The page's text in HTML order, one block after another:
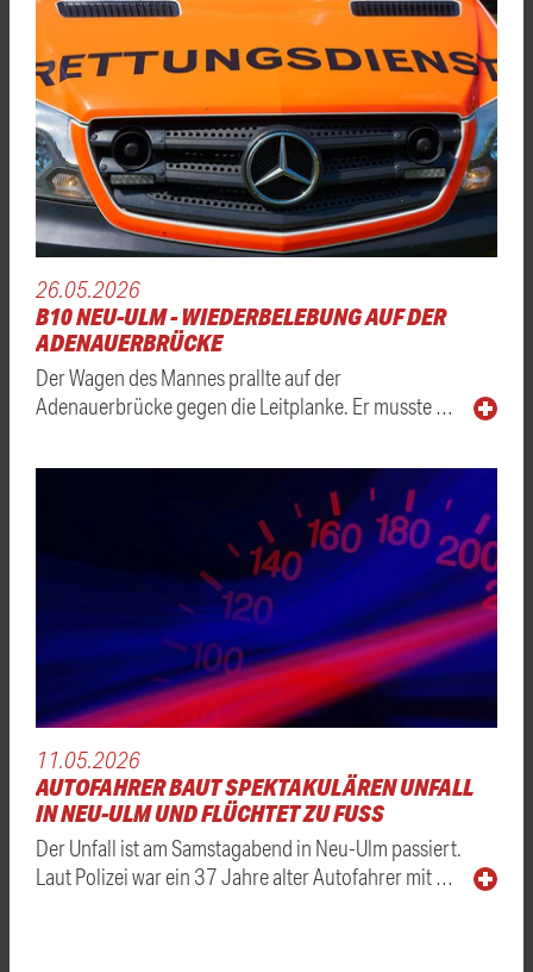
26.05.2026
B10 NEU-ULM - WIEDERBELEBUNG AUF DER
ADENAUERBRÜCKE
Der Wagen des Mannes prallte auf der
Adenauerbrücke gegen die Leitplanke. Er musste …
11.05.2026
AUTOFAHRER BAUT SPEKTAKULÄREN UNFALL
IN NEU-ULM UND FLÜCHTET ZU FUSS
Der Unfall ist am Samstagabend in Neu-Ulm passiert.
Laut Polizei war ein 37 Jahre alter Autofahrer mit …